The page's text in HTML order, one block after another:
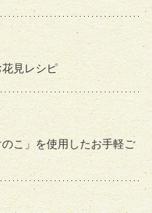
見レシピ
こ」を使用したお手軽ご